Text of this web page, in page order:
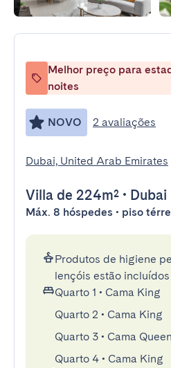
Melhor preço para
noites
NOVO 2 avaliações
Dubai, United Arab Emirates
Villa de 224m² • Dubai
Máx. 8 hóspedes • piso
Produtos de higiene
lençóis estão incluídos
Quarto 1 • Cama King
Quarto 2 • Cama King
Quarto 3 • Cama Queen
Quarto 4 • Cama King